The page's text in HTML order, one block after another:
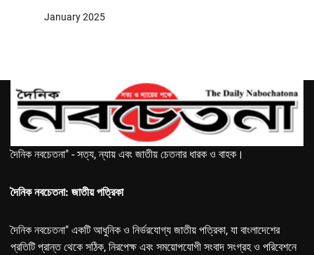
January 2025
দৈনিক নবচেতনা" - সত্য, ন্যায় এবং জাতীয় চেতনার ধারক ও বাহক।
দৈনিক নবচেতনা: জাতীয় পত্রিকা
দৈনিক নবচেতনা" একটি আধুনিক ও নির্ভরযোগ্য জাতীয় পত্রিকা, যা বাংলাদেশের
প্রতিটি প্রান্ত থেকে সঠিক, নিরপেক্ষ এবং সময়োপযোগী সংবাদ সংগ্রহ ও পরিবেশনে